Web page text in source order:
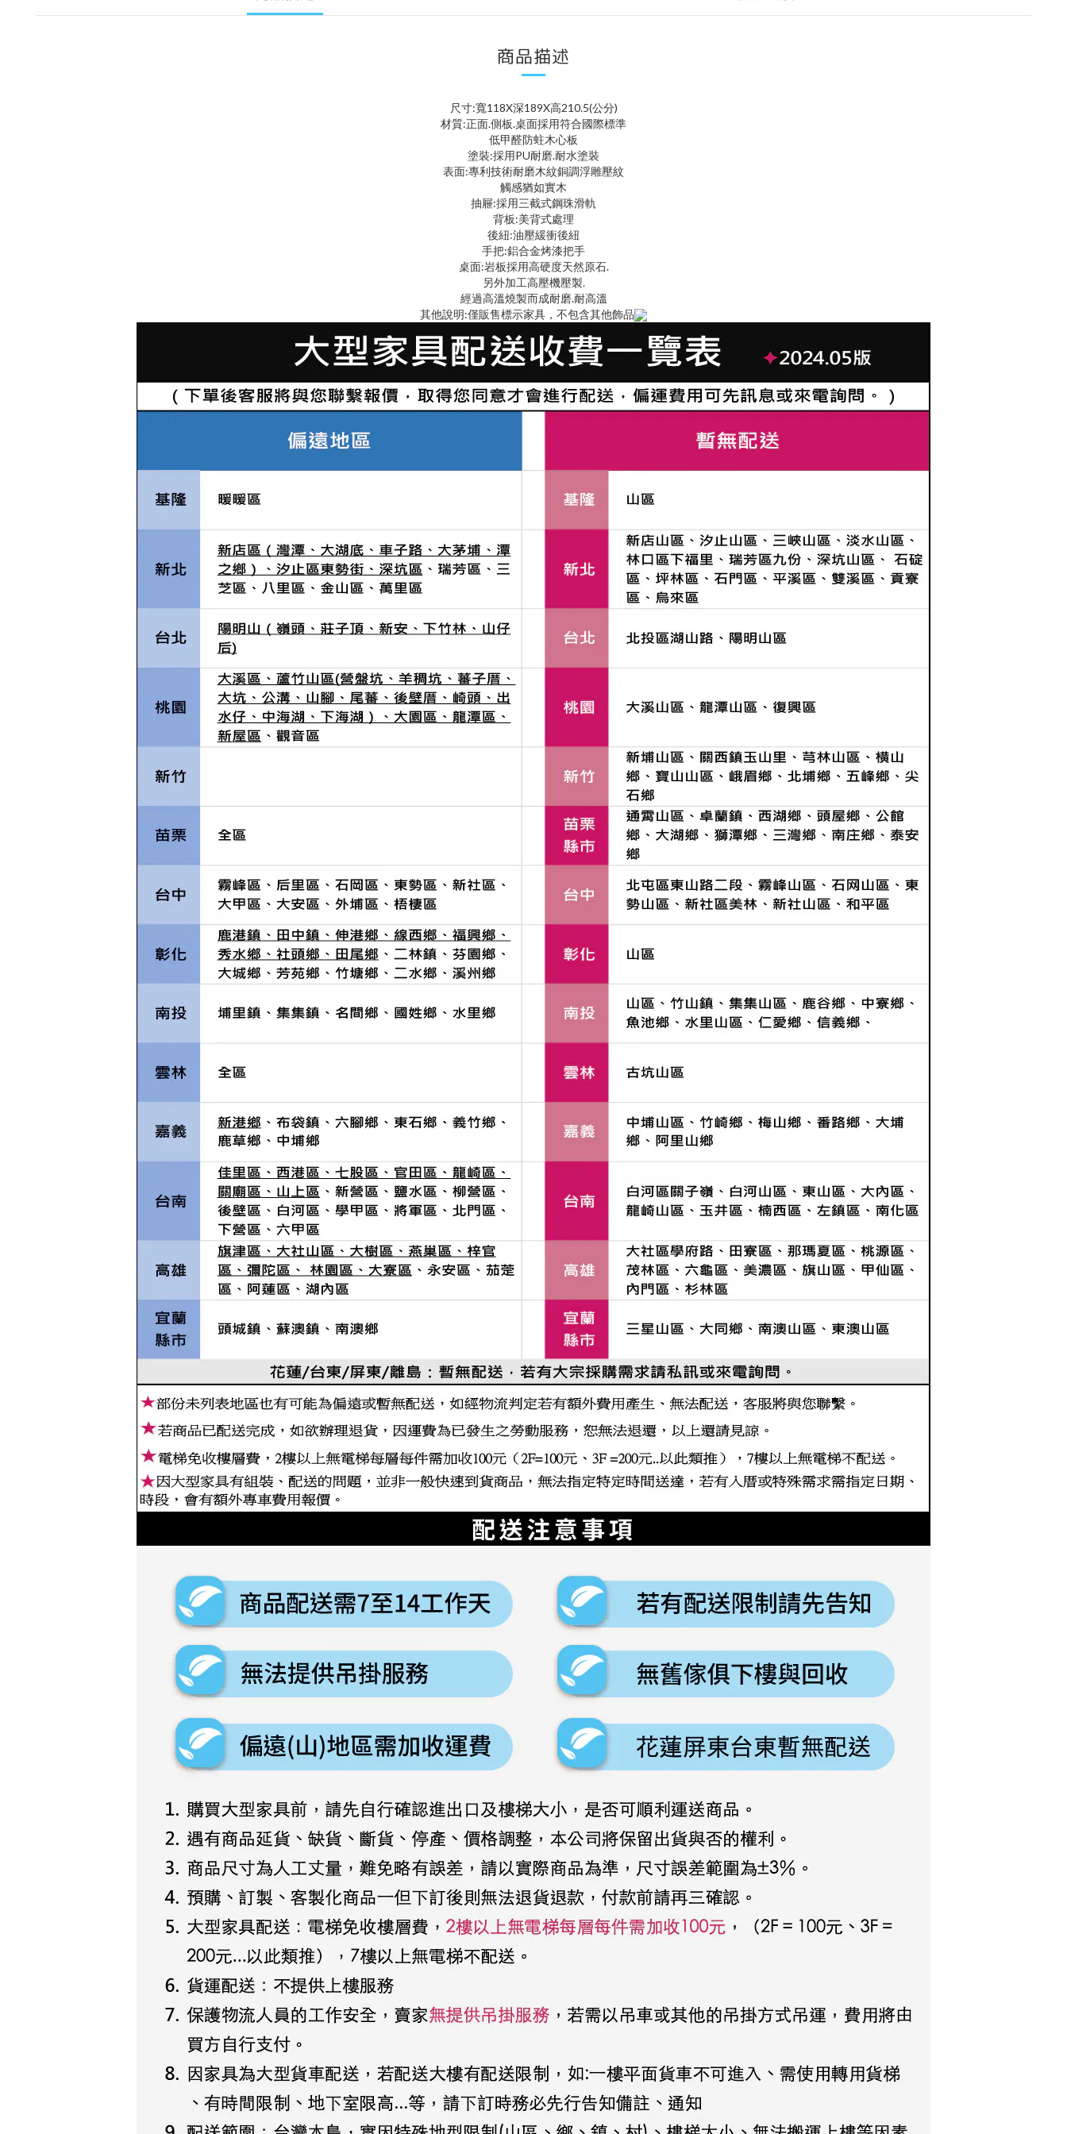
商品描述
尺寸:寬118X深189X高210.5(公分)
材質:正面.側板.桌面採用符合國際標準
低甲醛防蛀木心板
塗裝:採用PU耐磨.耐水塗裝
表面:專利技術耐磨木紋銅調浮雕壓紋
觸感猶如實木
抽屜:採用三截式鋼珠滑軌
背板:美背式處理
後紐:油壓緩衝後紐
手把:鋁合金烤漆把手
桌面:岩板採用高硬度天然原石.
另外加工高壓機壓製.
經過高溫燒製而成耐磨.耐高溫
其他說明:僅販售標示家具，不包含其他飾品